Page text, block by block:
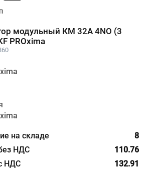
модульный КМ 32А 4NО (3
PROxima
8
110.76
132.91